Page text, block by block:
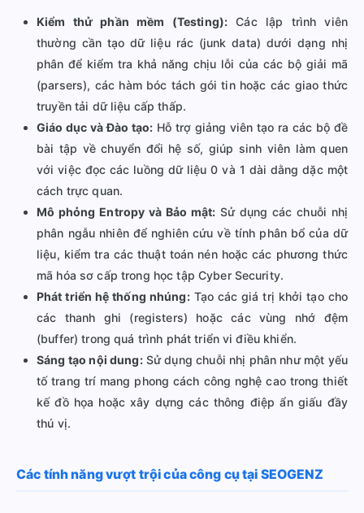
Kiểm thử phần mềm (Testing): Các lập trình viên
thường cần tạo dữ liệu rác (junk data) dưới dạng nhị
phân để kiểm tra khả năng chịu lỗi của các bộ giải mã
(parsers), các hàm bóc tách gói tin hoặc các giao thức
truyền tải dữ liệu cấp thấp.
Giáo dục và Đào tạo: Hỗ trợ giảng viên tạo ra các bộ đề
bài tập về chuyển đổi hệ số, giúp sinh viên làm quen
với việc đọc các luồng dữ liệu 0 và 1 dài dằng dặc một
cách trực quan.
Mô phỏng Entropy và Bảo mật: Sử dụng các chuỗi nhị
phân ngẫu nhiên để nghiên cứu về tính phân bổ của dữ
liệu, kiểm tra các thuật toán nén hoặc các phương thức
mã hóa sơ cấp trong học tập Cyber Security.
Phát triển hệ thống nhúng:Tạo các giá trị khởi tạo cho
các thanh ghi (registers) hoặc các vùng nhớ đệm
(buffer) trong quá trình phát triển vi điều khiển.
Sáng tạo nội dung:Sử dụng chuỗi nhị phân như một yếu
tố trang trí mang phong cách công nghệ cao trong thiết
kế đồ họa hoặc xây dựng các thông điệp ẩn giấu đầy
thú vị.
Các tính năng vượt trội của công cụ tại SEOGENZ